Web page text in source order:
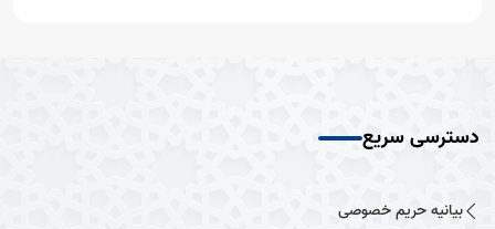
دسترسی سریع
بیانیه حریم خصوصی